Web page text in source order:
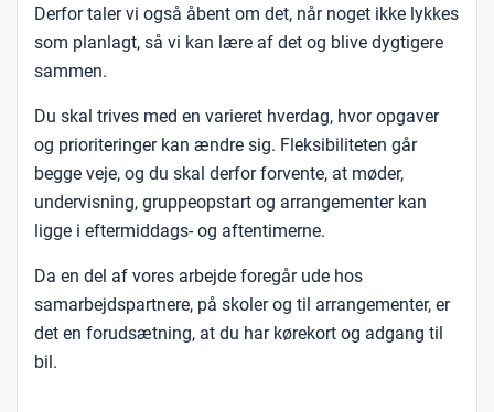
Derfor taler vi også åbent om det, når noget ikke lykkes
som planlagt, så vi kan lære af det og blive dygtigere
sammen.
Du skal trives med en varieret hverdag, hvor opgaver
og prioriteringer kan ændre sig. Fleksibiliteten går
begge veje, og du skal derfor forvente, at møder,
undervisning, gruppeopstart og arrangementer kan
ligge i eftermiddags- og aftentimerne.
Da en del af vores arbejde foregår ude hos
samarbejdspartnere, på skoler og til arrangementer, er
det en forudsætning, at du har kørekort og adgang til
bil.